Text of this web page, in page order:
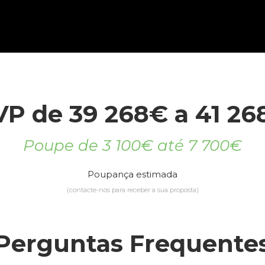
de 39 268€ a 41
Poupe de 3 100€ até 7 700€
Poupança estimada
(contacte-nos para receber a sua proposta)